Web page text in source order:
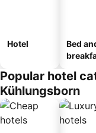
Hotel
Bed
Popular hotel
Kühlungsborn